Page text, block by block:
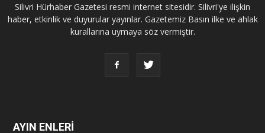
Silivri Hürhaber Gazetesi resmi internet sitesidir. Silivri'ye ilişkin
haber, etkinlik ve duyurular yayınlar. Gazetemiz Basın ilke ve ahlak
kurallarına uymaya söz vermiştir.
AYIN ENLERİ